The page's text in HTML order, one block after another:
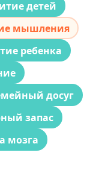
детей
мышления
ребенка
досуг
запас
мозга